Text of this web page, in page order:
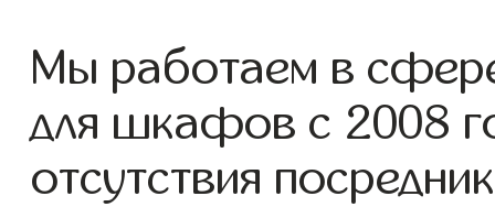
Мы работаем в
для шкафов с 2008
отсутствия